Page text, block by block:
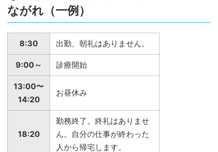
ながれ（一例）
8:30 出勤、朝礼はありません。
9:00～ 診療開始
13:00〜
14:20
お昼休み
18:20
勤務終了。終礼はありませ
ん。自分の仕事が終わった
人から帰宅します。